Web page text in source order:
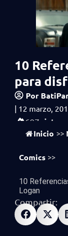
10
para
Por
| 12 marzo,
607 vistas
Inicio >>
Comics >>
10
Logan
Compartir: